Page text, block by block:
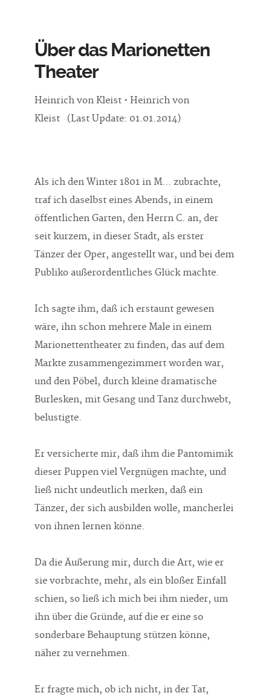
Über das Marionetten
Theater
Heinrich von Kleist • Heinrich von
Kleist (Last Update: 01.01.2014)
Als ich den Winter 1801 in M... zubrachte,
traf ich daselbst eines Abends, in einem
öffentlichen Garten, den Herrn C. an, der
seit kurzem, in dieser Stadt, als erster
Tänzer der Oper, angestellt war, und bei dem
Publiko außerordentliches Glück machte.
Ich sagte ihm, daß ich erstaunt gewesen
wäre, ihn schon mehrere Male in einem
Marionettentheater zu finden, das auf dem
Markte zusammengezimmert worden war,
und den Pöbel, durch kleine dramatische
Burlesken, mit Gesang und Tanz durchwebt,
belustigte.
Er versicherte mir, daß ihm die Pantomimik
dieser Puppen viel Vergnügen machte, und
ließ nicht undeutlich merken, daß ein
Tänzer, der sich ausbilden wolle, mancherlei
von ihnen lernen könne.
Da die Äußerung mir, durch die Art, wie er
sie vorbrachte, mehr, als ein bloßer Einfall
schien, so ließ ich mich bei ihm nieder, um
ihn über die Gründe, auf die er eine so
sonderbare Behauptung stützen könne,
näher zu vernehmen.
Er fragte mich, ob ich nicht, in der Tat,